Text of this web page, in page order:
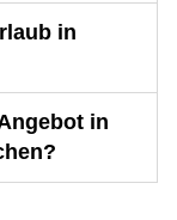
in
in